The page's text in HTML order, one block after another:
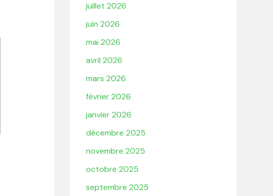
juillet 2026
juin 2026
mai 2026
avril 2026
mars 2026
février 2026
janvier 2026
décembre 2025
novembre 2025
octobre 2025
septembre 2025